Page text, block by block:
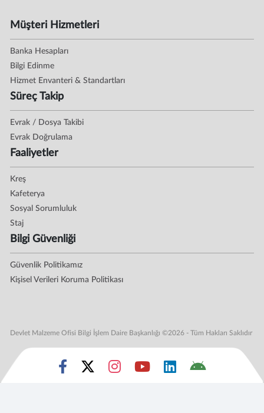
Müşteri Hizmetleri
Banka Hesapları
Bilgi Edinme
Hizmet Envanteri & Standartları
Süreç Takip
Evrak / Dosya Takibi
Evrak Doğrulama
Faaliyetler
Kreş
Kafeterya
Sosyal Sorumluluk
Staj
Bilgi Güvenliği
Güvenlik Politikamız
Kişisel Verileri Koruma Politikası
Devlet Malzeme Ofisi Bilgi İşlem Daire Başkanlığı ©2026 - Tüm Hakları Saklıdır